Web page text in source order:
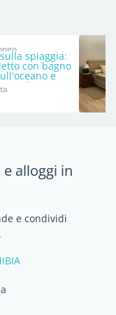
spiaggia:
con bagno
e
alloggi in
e condividi